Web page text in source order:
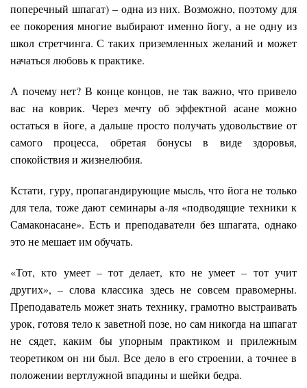
поперечный шпагат) – одна из них. Возможно, поэтому для
ее покорения многие выбирают именно йогу, а не одну из
школ стретчинга. С таких приземленных желаний и может
начаться любовь к практике.
А почему нет? В конце концов, не так важно, что привело
вас на коврик. Через мечту об эффектной асане можно
остаться в йоге, а дальше просто получать удовольствие от
самого процесса, обретая бонусы в виде здоровья,
спокойствия и жизнелюбия.
Кстати, гуру, пропагандирующие мысль, что йога не только
для тела, тоже дают семинары а-ля «подводящие техники к
Самаконасане». Есть и преподаватели без шпагата, однако
это не мешает им обучать.
«Тот, кто умеет – тот делает, кто не умеет – тот учит
других», – слова классика здесь не совсем правомерны.
Преподаватель может знать технику, грамотно выстраивать
урок, готовя тело к заветной позе, но сам никогда на шпагат
не сядет, каким бы упорным практиком и прилежным
теоретиком он ни был. Все дело в его строении, а точнее в
положении вертлужной впадины и шейки бедра.